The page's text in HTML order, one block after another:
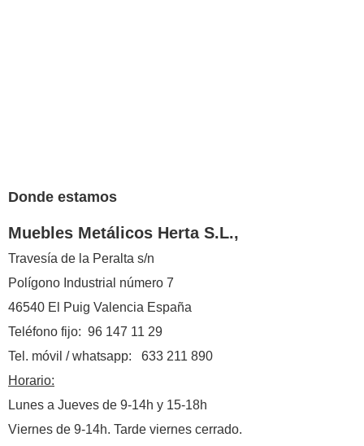
Donde estamos
Muebles Metálicos Herta S.L.,
Travesía de la Peralta s/n
Polígono Industrial número 7
46540 El Puig Valencia España
Teléfono fijo: 96 147 11 29
Tel. móvil / whatsapp: 633 211 890
Horario:
Lunes a Jueves de 9-14h y 15-18h
Viernes de 9-14h. Tarde viernes cerrado.